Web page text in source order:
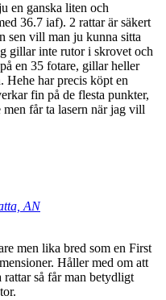
en ganska liten och
36.7 iaf). 2 rattar är säkert
sen vill man ju kunna sitta
gillar inte rutor i skrovet och
en 35 fotare, gillar heller
Hehe har precis köpt en
fin på de flesta punkter,
får ta lasern när jag vill
AN
men lika bred som en First
Håller med om att
så får man betydligt